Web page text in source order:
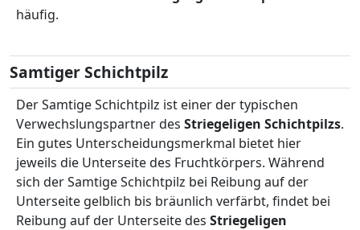
häufig.
Samtiger Schichtpilz
Der Samtige Schichtpilz ist einer der typischen
Verwechslungspartner des Striegeligen Schichtpilzs.
Ein gutes Unterscheidungsmerkmal bietet hier
jeweils die Unterseite des Fruchtkörpers. Während
sich der Samtige Schichtpilz bei Reibung auf der
Unterseite gelblich bis bräunlich verfärbt, findet bei
Reibung auf der Unterseite des Striegeligen